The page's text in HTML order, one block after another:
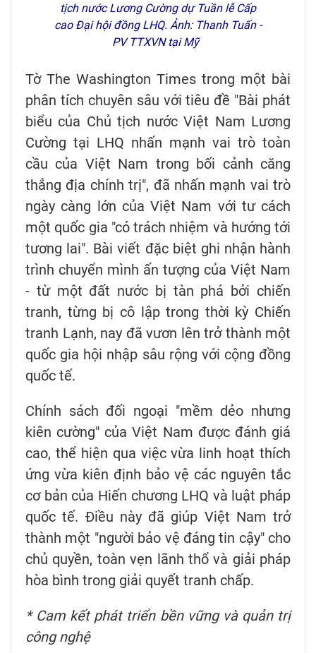
tịch nước Lương Cường dự Tuần lễ Cấp
cao Đại hội đồng LHQ. Ảnh: Thanh Tuấn -
PV TTXVN tại Mỹ
Tờ The Washington Times trong một bài
phân tích chuyên sâu với tiêu đề "Bài phát
biểu của Chủ tịch nước Việt Nam Lương
Cường tại LHQ nhấn mạnh vai trò toàn
cầu của Việt Nam trong bối cảnh căng
thẳng địa chính trị", đã nhấn mạnh vai trò
ngày càng lớn của Việt Nam với tư cách
một quốc gia "có trách nhiệm và hướng tới
tương lai". Bài viết đặc biệt ghi nhận hành
trình chuyển mình ấn tượng của Việt Nam
- từ một đất nước bị tàn phá bởi chiến
tranh, từng bị cô lập trong thời kỳ Chiến
tranh Lạnh, nay đã vươn lên trở thành một
quốc gia hội nhập sâu rộng với cộng đồng
quốc tế.
Chính sách đối ngoại "mềm dẻo nhưng
kiên cường" của Việt Nam được đánh giá
cao, thể hiện qua việc vừa linh hoạt thích
ứng vừa kiên định bảo vệ các nguyên tắc
cơ bản của Hiến chương LHQ và luật pháp
quốc tế. Điều này đã giúp Việt Nam trở
thành một "người bảo vệ đáng tin cậy" cho
chủ quyền, toàn vẹn lãnh thổ và giải pháp
hòa bình trong giải quyết tranh chấp.
* Cam kết phát triển bền vững và quản trị
công nghệ